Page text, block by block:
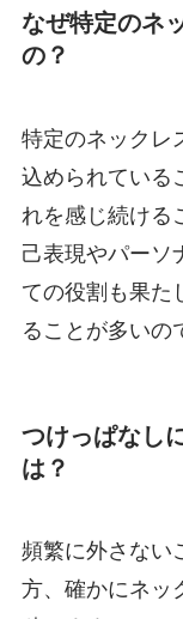
なぜ特定のネ
の？
特定のネックレ
込められている
れを感じ続ける
己表現やパーソ
ての役割も果た
ることが多いの
つけっぱなし
は？
頻繁に外さない
方、確かにネッ